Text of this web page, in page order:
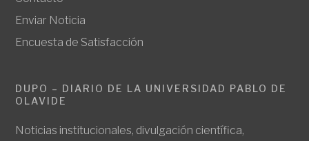
Enviar Noticia
Encuesta de Satisfacción
DUPO – DIARIO DE LA UNIVERSIDAD PABLO DE
OLAVIDE
Noticias institucionales, divulgación científica,